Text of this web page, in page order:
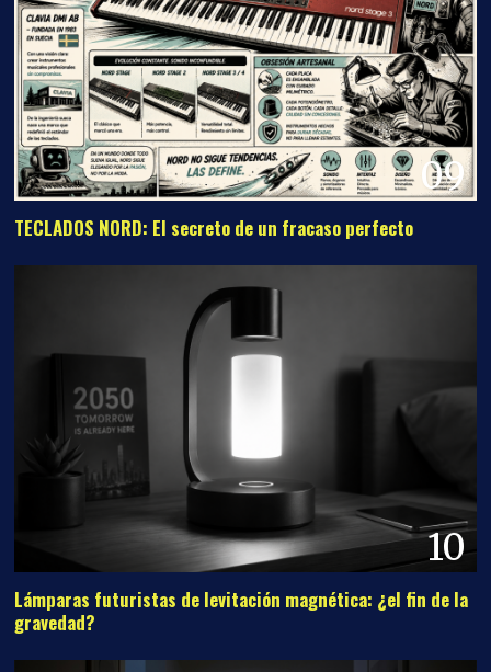
09
TECLADOS NORD: El secreto de un fracaso perfecto
10
Lámparas futuristas de levitación magnética: ¿el fin de la
gravedad?